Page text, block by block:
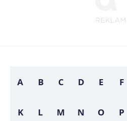
A B C D E F
K L M N O P